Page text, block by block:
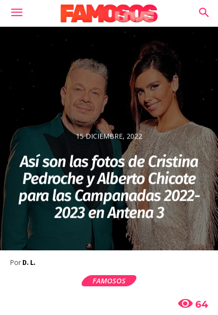
15 DICIEMBRE, 2022
Así son las fotos de Cristina
Pedroche y Alberto Chicote
para las Campanadas 2022-
2023 en Antena 3
Por D. L.
FAMOSOS
64